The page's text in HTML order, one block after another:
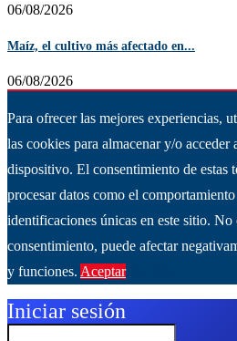
06/08/2026
Maíz, el cultivo más afectado en...
06/08/2026
Para ofrecer las mejores experiencias,
las cookies para almacenar y/o
dispositivo. El consentimiento de estas
procesar datos como el
identificaciones únicas en este sitio.
consentimiento, puede afectar
y funciones. Aceptar
Iniciar sesión